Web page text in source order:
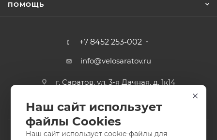
ПОМОЩЬ
+7 8452 253-002
info@velosaratov.ru
г. Саратов, ул. 3-я Дачная, д. 1к14
Наш сайт использует
файлы Cookies
Наш сайт использует cookie-файлы для